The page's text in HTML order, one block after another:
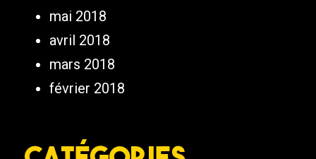
mai 2018
avril 2018
mars 2018
février 2018